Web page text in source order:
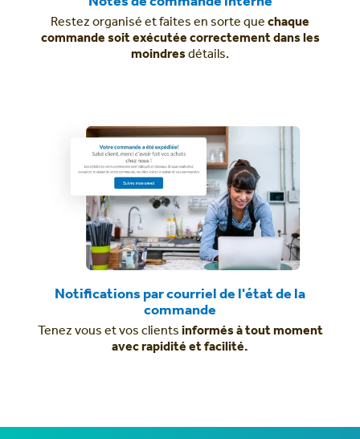
Restez organisé et faites en sorte que chaque
commande soit exécutée correctement dans les
moindresdétails.
Notifications par courriel de l'état de la
commande
Tenez vous et vos clients informés à tout moment
avec rapidité et facilité.